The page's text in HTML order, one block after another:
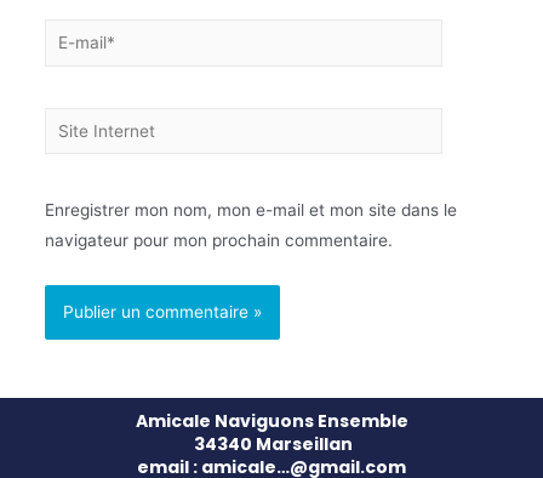
Enregistrer mon nom, mon e-mail et mon site dans le
navigateur pour mon prochain commentaire.
Amicale Naviguons Ensemble
34340 Marseillan
email : amicale…@gmail.com